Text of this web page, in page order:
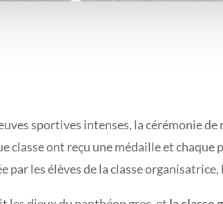
sportives intenses, la cérémonie
classe ont reçu une médaille et
par les élèves de la classe organisatrice,